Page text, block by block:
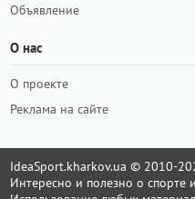
Объявление
О нас
О проекте
Реклама на сайте
IdeaSport.kharkov.ua © 2010-
Интересно и полезно о спорте